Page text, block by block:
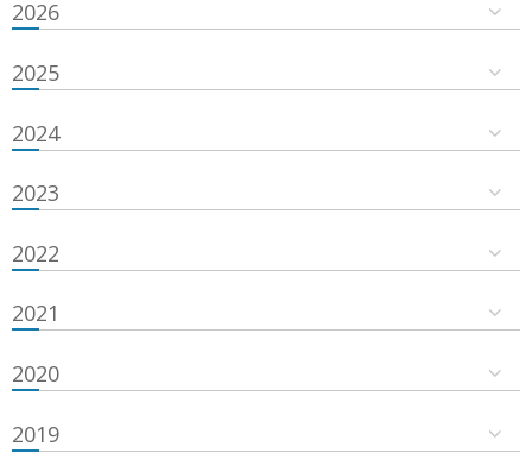
2026
2025
2024
2023
2022
2021
2020
2019